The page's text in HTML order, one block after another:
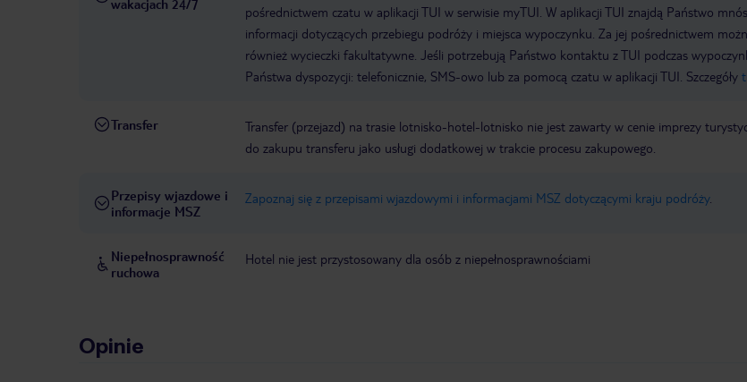
wakacjach 24/7
pośrednictwem czatu w aplikacji TUI w serwisie myTUI. W aplikacji TUI znajdą Państwo
informacji dotyczących przebiegu podróży i miejsca wypoczynku. Za jej pośrednictwem
również wycieczki fakultatywne. Jeśli potrzebują Państwo kontaktu z TUI podczas
Państwa dyspozycji: telefonicznie, SMS-owo lub za pomocą czatu w aplikacji TUI. Szczegóły
Transfer
Transfer (przejazd) na trasie lotnisko-hotel-lotnisko nie jest zawarty w cenie imprezy
do zakupu transferu jako usługi dodatkowej w trakcie procesu zakupowego.
Przepisy wjazdowe i
informacje MSZ
Zapoznaj się z przepisami wjazdowymi i informacjami MSZ dotyczącymi kraju podróży.
Niepełnosprawność
ruchowa
Hotel nie jest przystosowany dla osób z niepełnosprawnościami
Opinie